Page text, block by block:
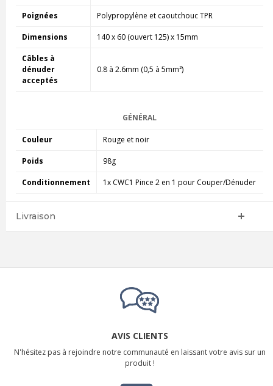
Poignées Polypropylène et caoutchouc TPR
Dimensions 140 x 60 (ouvert 125) x 15mm
Câbles à
dénuder
acceptés
0.8 à 2.6mm (0,5 à 5mm²)
GÉNÉRAL
Couleur Rouge et noir
Poids 98g
Conditionnement 1x CWC1 Pince 2 en 1 pour Couper/Dénuder
Livraison
AVIS CLIENTS
N'hésitez pas à rejoindre notre communauté en laissant votre avis sur un
produit !